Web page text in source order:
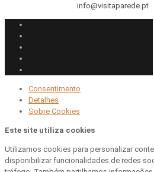
info@visitaparede.pt
Consentimento
Detalhes
Sobre Cookies
Este site utiliza cookies
Utilizamos cookies para personalizar
disponibilizar funcionalidades de redes